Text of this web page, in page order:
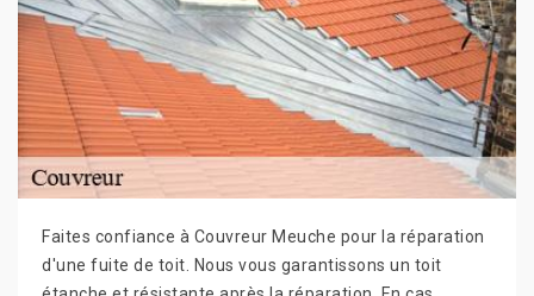
Faites confiance à Couvreur Meuche pour la réparation
d'une fuite de toit. Nous vous garantissons un toit